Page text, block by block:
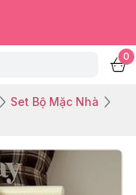
0
Set Bộ Mặc Nhà